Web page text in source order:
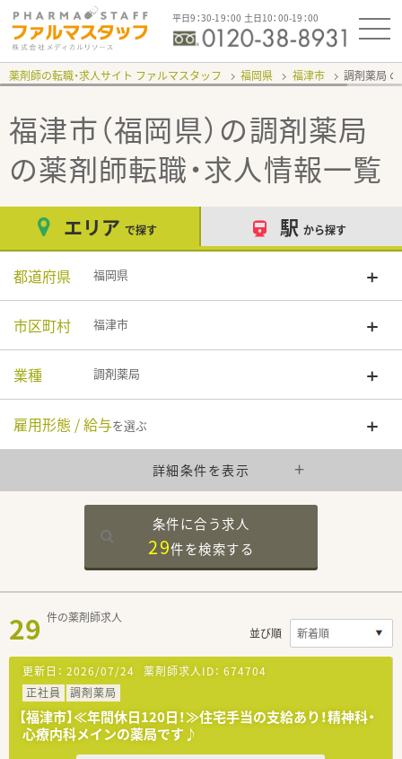
平日9：30-19：00 土日10：00-19：00
薬剤師の転職・求人サイト ファルマスタッフ 福岡県 福津市 調剤薬局
福津市（福岡県）の調剤薬局
の薬剤師転職・求人情報一覧
エリア で探す 駅 から探す
都道府県 福岡県
市区町村 福津市
業種 調剤薬局
雇用形態 / 給与を選ぶ
詳細条件を表示
条件に合う求人
29件を検索する
29 件の薬剤師求人
並び順
更新日： 2026/07/24 薬剤師求人ID： 674704
正社員
調剤薬局
【福津市】≪年間休日120日！≫住宅手当の支給あり！精神科・
心療内科メインの薬局です♪